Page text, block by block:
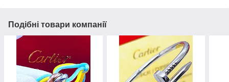
Подібні товари компанії